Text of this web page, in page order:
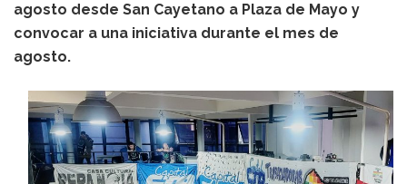
agosto desde San Cayetano a Plaza de Mayo y
convocar a una iniciativa durante el mes de
agosto.